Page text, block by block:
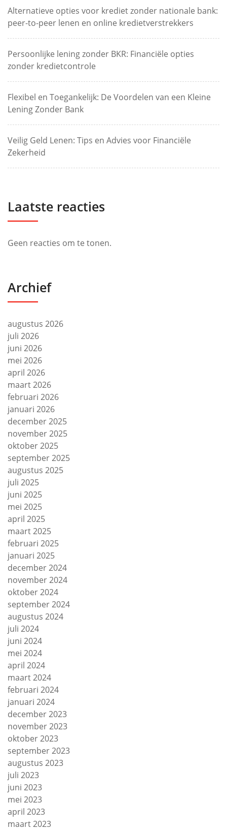
Alternatieve opties voor krediet zonder nationale bank:
peer-to-peer lenen en online kredietverstrekkers
Persoonlijke lening zonder BKR: Financiële opties
zonder kredietcontrole
Flexibel en Toegankelijk: De Voordelen van een Kleine
Lening Zonder Bank
Veilig Geld Lenen: Tips en Advies voor Financiële
Zekerheid
Laatste reacties
Geen reacties om te tonen.
Archief
augustus 2026
juli 2026
juni 2026
mei 2026
april 2026
maart 2026
februari 2026
januari 2026
december 2025
november 2025
oktober 2025
september 2025
augustus 2025
juli 2025
juni 2025
mei 2025
april 2025
maart 2025
februari 2025
januari 2025
december 2024
november 2024
oktober 2024
september 2024
augustus 2024
juli 2024
juni 2024
mei 2024
april 2024
maart 2024
februari 2024
januari 2024
december 2023
november 2023
oktober 2023
september 2023
augustus 2023
juli 2023
juni 2023
mei 2023
april 2023
maart 2023